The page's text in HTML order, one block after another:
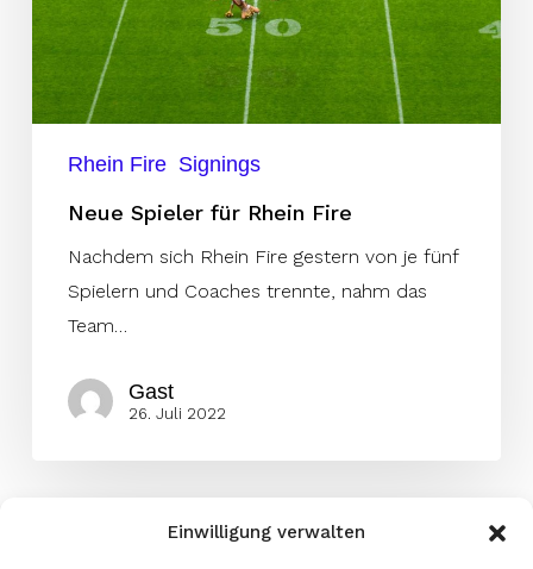
Einwilligung verwalten
Rhein Fire Signings
Neue Spieler für Rhein Fire
Nachdem sich Rhein Fire gestern von je fünf
Spielern und Coaches trennte, nahm das
Team…
Gast
26. Juli 2022